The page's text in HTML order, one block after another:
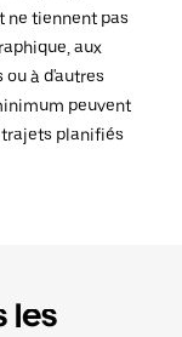
ne tiennent pas
aux
à d'autres
peuvent
trajets planifiés
les